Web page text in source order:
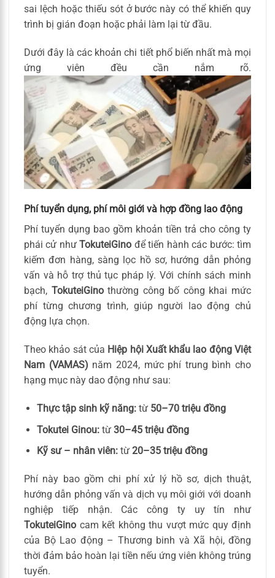
sai lệch hoặc thiếu sót ở bước này có thể khiến quy
trình bị gián đoạn hoặc phải làm lại từ đầu.
Dưới đây là các khoản chi tiết phổ biến nhất mà mọi
ứng viên đều cần nắm rõ.
Phí tuyển dụng, phí môi giới và hợp đồng lao động
Phí tuyển dụng bao gồm khoản tiền trả cho công ty
phái cử nhưTokuteiGino để tiến hành các bước: tìm
kiếm đơn hàng, sàng lọc hồ sơ, hướng dẫn phỏng
vấn và hỗ trợ thủ tục pháp lý. Với chính sách minh
bạch, TokuteiGinothường công bố công khai mức
phí từng chương trình, giúp người lao động chủ
động lựa chọn.
Theo khảo sát của Hiệp hội Xuất khẩu lao động Việt
Nam (VAMAS) năm 2024, mức phí trung bình cho
hạng mục này dao động như sau:
Thực tập sinh kỹ năng:từ 50–70 triệu đồng
Tokutei Ginou:từ 30–45 triệu đồng
Kỹ sư – nhân viên:từ 20–35 triệu đồng
Phí này bao gồm chi phí xử lý hồ sơ, dịch thuật,
hướng dẫn phỏng vấn và dịch vụ môi giới với doanh
nghiệp tiếp nhận. Các công ty uy tín như
TokuteiGino cam kết không thu vượt mức quy định
của Bộ Lao động – Thương binh và Xã hội, đồng
thời đảm bảo hoàn lại tiền nếu ứng viên không trúng
tuyển.